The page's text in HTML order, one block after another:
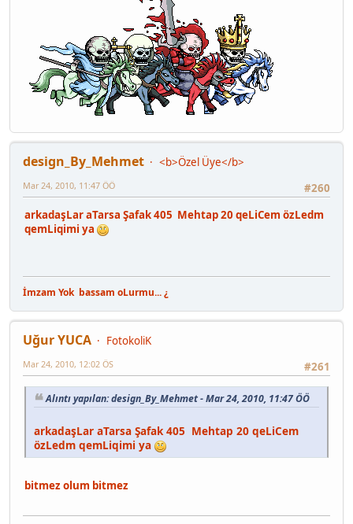
design_By_Mehmet
<b>Özel Üye</b>
#260
Mar 24, 2010, 11:47 ÖÖ
arkadaşLar aTarsa Şafak 405 Mehtap 20 qeLiCem özLedm
qemLiqimi ya
İmzam Yok bassam oLurmu... ¿
Uğur YUCA
FotokoliK
#261
Mar 24, 2010, 12:02 ÖS
Alıntı yapılan: design_By_Mehmet - Mar 24, 2010, 11:47 ÖÖ
arkadaşLar aTarsa Şafak 405 Mehtap 20 qeLiCem
özLedm qemLiqimi ya
bitmez olum bitmez